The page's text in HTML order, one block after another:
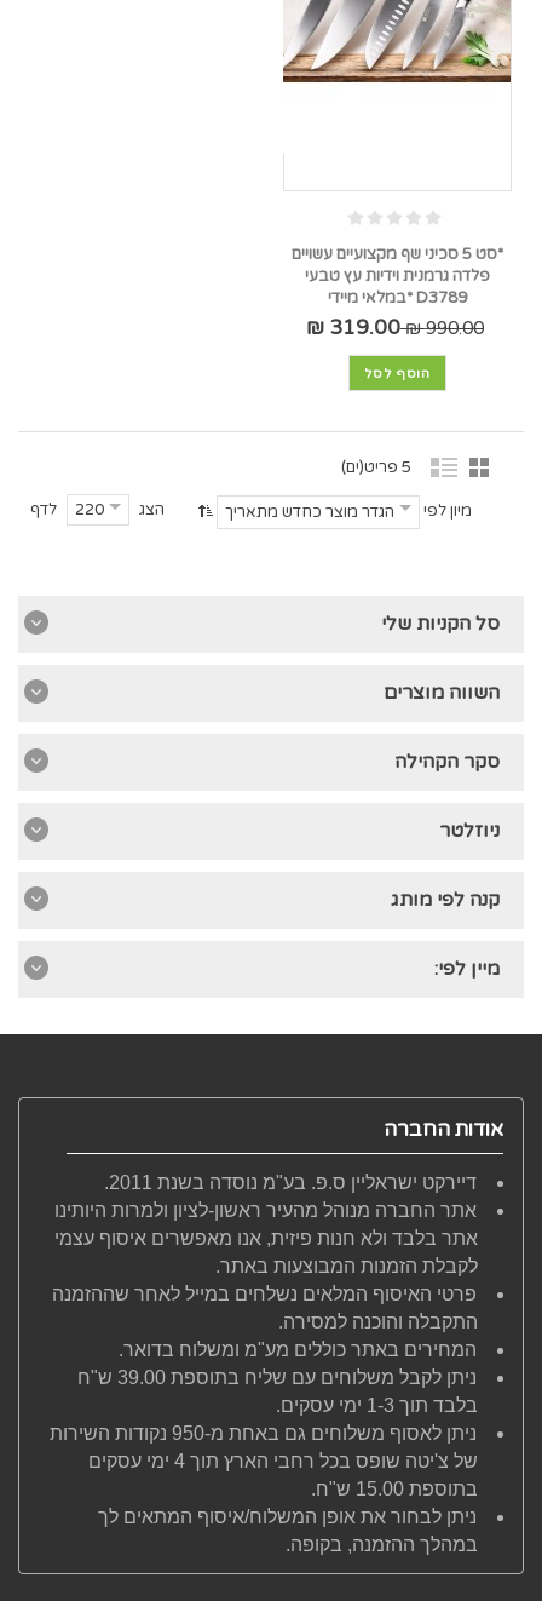
*סט 5 סכיני שף מקצועיים עשויים
פלדה גרמנית וידיות עץ טבעי
D3789 *במלאי מיידי
990.00 ₪
319.00 ₪
הוסף לסל
5 פריט(ים)
הצג 220 לדף מיון לפי הגדר מוצר כחדש מתאריך
סל הקניות שלי
השווה מוצרים
סקר הקהילה
ניוזלטר
קנה לפי מותג
מיין לפי:
אודות החברה
דיירקט ישראליין ס.פ. בע"מ נוסדה בשנת 2011.
אתר החברה מנוהל מהעיר ראשון-לציון ולמרות היותינו
אתר בלבד ולא חנות פיזית, אנו מאפשרים איסוף עצמי
לקבלת הזמנות המבוצעות באתר.
פרטי האיסוף המלאים נשלחים במייל לאחר שההזמנה
התקבלה והוכנה למסירה.
המחירים באתר כוללים מע"מ ומשלוח בדואר.
ניתן לקבל משלוחים עם שליח בתוספת 39.00 ש"ח
בלבד תוך 1-3 ימי עסקים.
ניתן לאסוף משלוחים גם באחת מ-950 נקודות השירות
של צ'יטה שופס בכל רחבי הארץ תוך 4 ימי עסקים
בתוספת 15.00 ש"ח.
ניתן לבחור את אופן המשלוח/איסוף המתאים לך
במהלך ההזמנה, בקופה.